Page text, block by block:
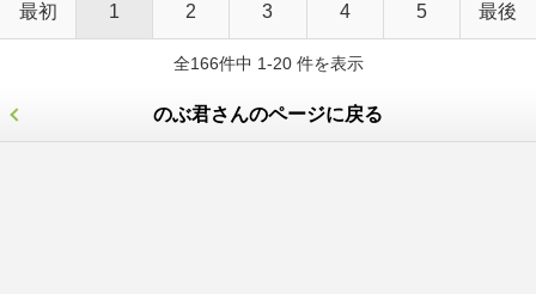
最初 1 2 3 4 5 最後
全166件中 1-20 件を表示
のぶ君さんのページに戻る